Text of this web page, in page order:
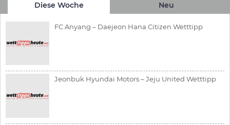
Diese Woche Neu
FC Anyang – Daejeon Hana Citizen Wetttipp
Jeonbuk Hyundai Motors – Jeju United Wetttipp